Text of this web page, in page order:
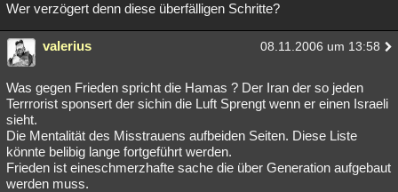
Wer verzögert denn diese überfälligen Schritte?
valerius 08.11.2006 um 13:58
Was gegen Frieden spricht die Hamas ? Der Iran der so jeden
Terrrorist sponsert der sichin die Luft Sprengt wenn er einen Israeli
sieht.
Die Mentalität des Misstrauens aufbeiden Seiten. Diese Liste
könnte belibig lange fortgeführt werden.
Frieden ist eineschmerzhafte sache die über Generation aufgebaut
werden muss.